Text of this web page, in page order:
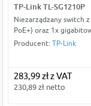
TP-Link TL-SG1210P
Niezarządzany switch
PoE+) oraz 1x
Producent: TP-Link
283,99 zł z VAT
230,89 zł netto